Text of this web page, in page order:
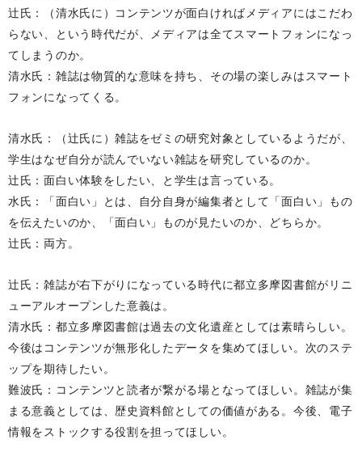
辻氏：（清水氏に）コンテンツが面白ければメディアにはこだわ
らない、という時代だが、メディアは全てスマートフォンになっ
てしまうのか。
清水氏：雑誌は物質的な意味を持ち、その場の楽しみはスマート
フォンになってくる。
清水氏：（辻氏に）雑誌をゼミの研究対象としているようだが、
学生はなぜ自分が読んでいない雑誌を研究しているのか。
辻氏：面白い体験をしたい、と学生は言っている。
水氏：「面白い」とは、自分自身が編集者として「面白い」もの
を伝えたいのか、「面白い」ものが見たいのか、どちらか。
辻氏：両方。
辻氏：雑誌が右下がりになっている時代に都立多摩図書館がリニ
ューアルオープンした意義は。
清水氏：都立多摩図書館は過去の文化遺産としては素晴らしい。
今後はコンテンツが無形化したデータを集めてほしい。次のステ
ップを期待したい。
難波氏：コンテンツと読者が繋がる場となってほしい。雑誌が集
まる意義としては、歴史資料館としての価値がある。今後、電子
情報をストックする役割を担ってほしい。